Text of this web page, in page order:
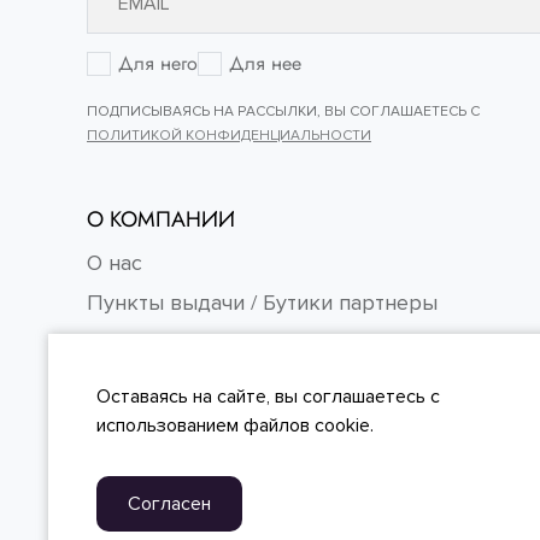
Для него Для нее
ПОДПИСЫВАЯСЬ НА РАССЫЛКИ, ВЫ СОГЛАШАЕТЕСЬ С
ПОЛИТИКОЙ КОНФИДЕНЦИАЛЬНОСТИ
О КОМПАНИИ
О нас
Пункты выдачи / Бутики партнеры
Контакты
FAQ
Оставаясь на сайте, вы соглашаетесь с
использованием файлов cookie.
Согласен